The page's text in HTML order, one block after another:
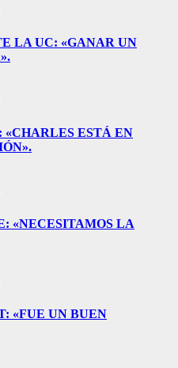
LA UC: «GANAR UN
«CHARLES ESTÁ EN
«NECESITAMOS LA
«FUE UN BUEN